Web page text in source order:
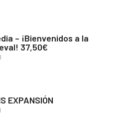
– ¡Bienvenidos a la
37,50€
EXPANSIÓN